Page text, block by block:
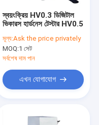
স্বয়ংক্রিয় HV0.3 ডিজিটাল
ভিকারস হার্ডনেস টেস্টার HV0.5
মূল্য:Ask the price privately
MOQ:1 সেট
সর্বশেষ দাম পান
এখন যোগাযোগ